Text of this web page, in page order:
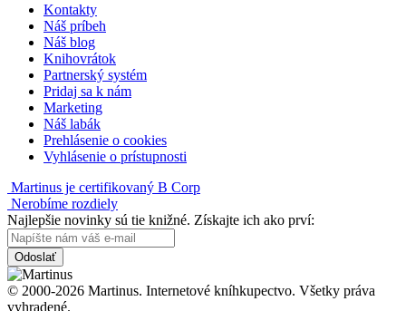
Kontakty
Náš príbeh
Náš blog
Knihovrátok
Partnerský systém
Pridaj sa k nám
Marketing
Náš labák
Prehlásenie o cookies
Vyhlásenie o prístupnosti
Martinus je certifikovaný B Corp
Nerobíme rozdiely
Najlepšie novinky sú tie knižné. Získajte ich ako prví:
Odoslať
© 2000-2026 Martinus. Internetové kníhkupectvo. Všetky práva
vyhradené.